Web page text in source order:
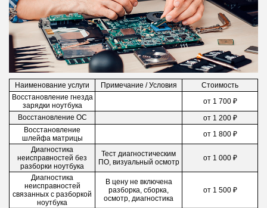
Наименование услуги Примечание / Условия
Стоимость
Восстановление гнезда
зарядки ноутбука
от 1 700 ₽
Восстановление ОС
от 1 200 ₽
Восстановление
шлейфа матрицы
от 1 800 ₽
Диагностика
неисправностей без
разборки ноутбука
Тест диагностическим
ПО, визуальный осмотр
от 1 000 ₽
Диагностика
неисправностей
связанных с разборкой
ноутбука
В цену не включена
разборка, сборка,
осмотр, диагностика
от 1 500 ₽